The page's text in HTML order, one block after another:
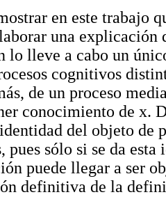
en este trabajo
una explicación
lo lleve a cabo un
cognitivos
de un proceso
conocimiento de x.
del objeto de
pues sólo si se da
puede llegar a ser
definitiva de la